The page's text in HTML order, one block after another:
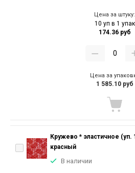
Цена за штуку:
10 уп в 1 упак
174.36 руб
Цена за
1 585.10 руб
Кружево * эластичное
красный
В наличии